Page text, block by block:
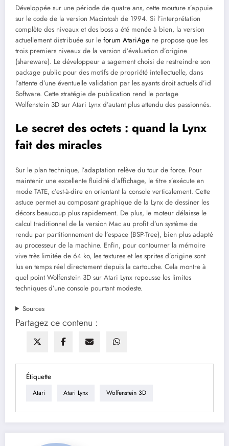
Développée sur une période de quatre ans, cette mouture s’appuie
sur le code de la version Macintosh de 1994. Si l’interprétation
complète des niveaux et des boss a été menée à bien, la version
actuellement distribuée sur le forum AtariAge ne propose que les
trois premiers niveaux de la version d’évaluation d’origine
(shareware). Le développeur a sagement choisi de restreindre son
package public pour des motifs de propriété intellectuelle, dans
l’attente d’une éventuelle validation par les ayants droit actuels d’id
Software. Cette stratégie de publication rend le portage
Wolfenstein 3D sur Atari Lynx d’autant plus attendu des passionnés.
Le secret des octets : quand la Lynx
fait des miracles
Sur le plan technique, l’adaptation relève du tour de force. Pour
maintenir une excellente fluidité d’affichage, le titre s’exécute en
mode TATE, c’est-à-dire en orientant la console verticalement. Cette
astuce permet au composant graphique de la Lynx de dessiner les
décors beaucoup plus rapidement. De plus, le moteur délaisse le
calcul traditionnel de la version Mac au profit d’un système de
rendu par partitionnement de l’espace (BSP-Tree), bien plus adapté
au processeur de la machine. Enfin, pour contourner la mémoire
vive très limitée de 64 ko, les textures et les sprites d’origine sont
lus en temps réel directement depuis la cartouche. Cela montre à
quel point Wolfenstein 3D sur Atari Lynx repousse les limites
techniques d’une console pourtant modeste.
Sources
Partagez ce contenu :
Étiquette
Atari Atari Lynx Wolfenstein 3D